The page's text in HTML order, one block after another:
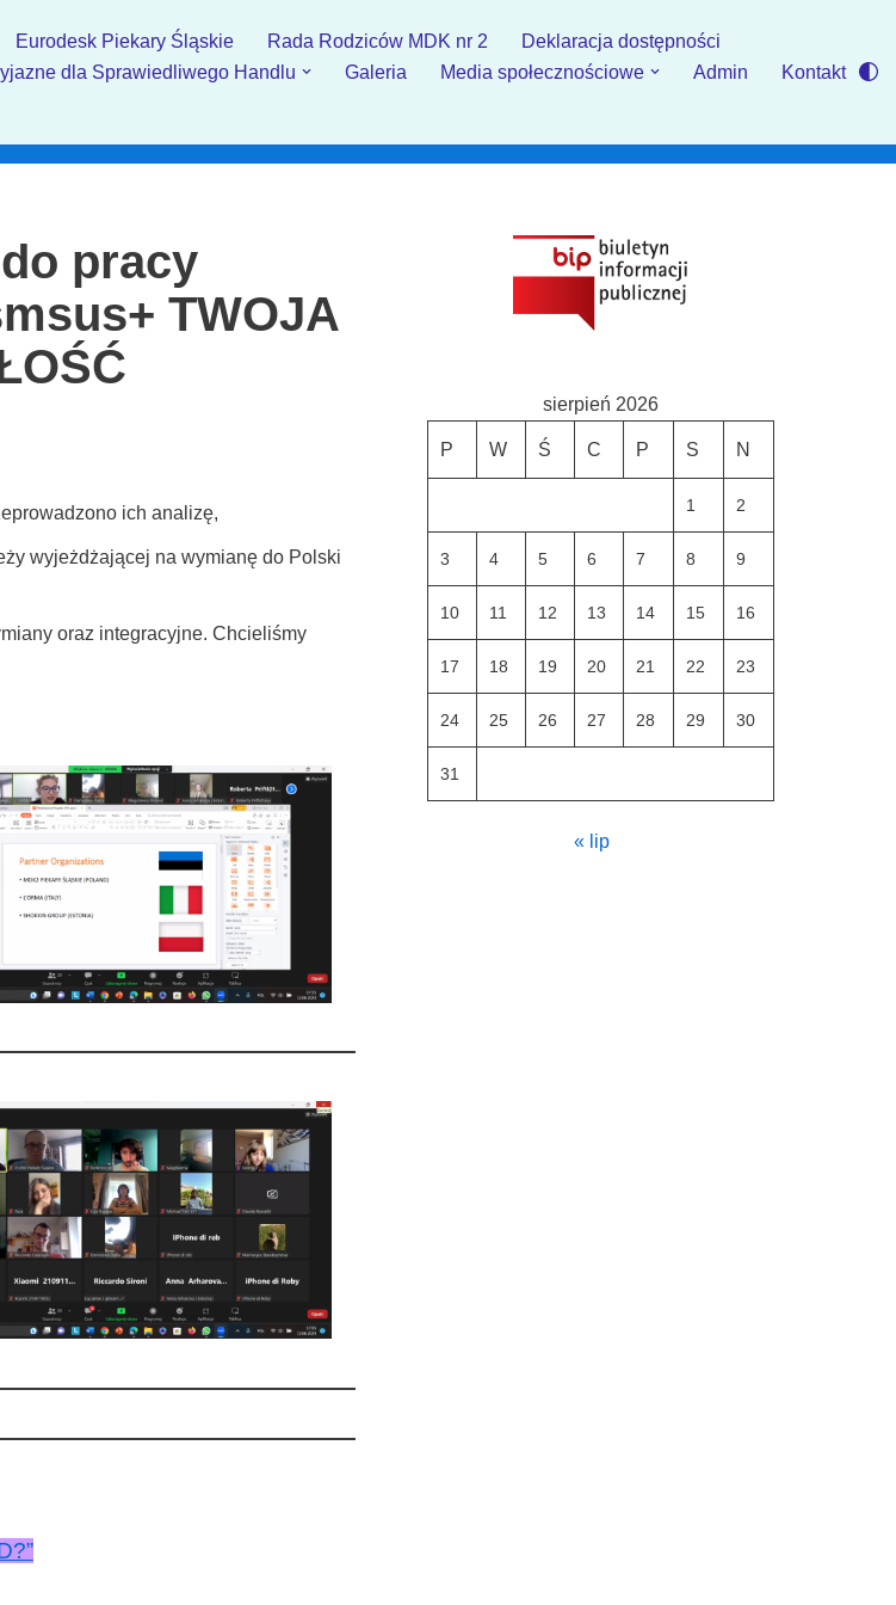
Eurodesk Piekary Śląskie Rada Rodziców MDK nr 2
Deklaracja dostępności
dla Sprawiedliwego Handlu Galeria Media społecznościowe Admin
Kontakt
pracy
TWOJA
ich analizę,
wyjeżdżającej na wymianę do Polski
oraz integracyjne. Chcieliśmy
sierpień 2026
P W Ś C P S N
1 2
3 4 5 6 7 8 9
10 11 12 13 14 15 16
17 18 19 20 21 22 23
24 25 26 27 28 29 30
31
« lip